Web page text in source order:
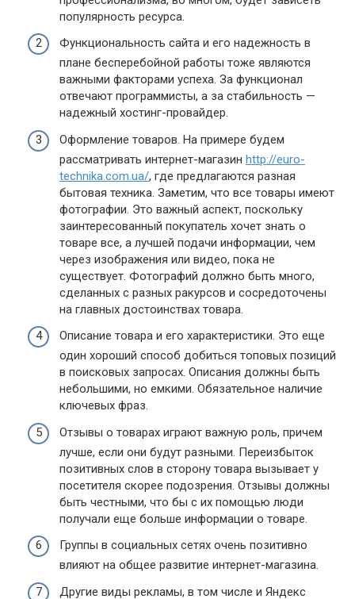
популярность ресурса.
Функциональность сайта и его надежность в
плане бесперебойной работы тоже являются
важными факторами успеха. За функционал
отвечают программисты, а за стабильность —
надежный хостинг-провайдер.
Оформление товаров. На примере будем
рассматривать интернет-магазин http://euro-
technika.com.ua/, где предлагаются разная
бытовая техника. Заметим, что все товары имеют
фотографии. Это важный аспект, поскольку
заинтересованный покупатель хочет знать о
товаре все, а лучшей подачи информации, чем
через изображения или видео, пока не
существует. Фотографий должно быть много,
сделанных с разных ракурсов и сосредоточены
на главных достоинствах товара.
Описание товара и его характеристики. Это еще
один хороший способ добиться топовых позиций
в поисковых запросах. Описания должны быть
небольшими, но емкими. Обязательное наличие
ключевых фраз.
Отзывы о товарах играют важную роль, причем
лучше, если они будут разными. Переизбыток
позитивных слов в сторону товара вызывает у
посетителя скорее подозрения. Отзывы должны
быть честными, что бы с их помощью люди
получали еще больше информации о товаре.
Группы в социальных сетях очень позитивно
влияют на общее развитие интернет-магазина.
Другие виды рекламы, в том числе и Яндекс